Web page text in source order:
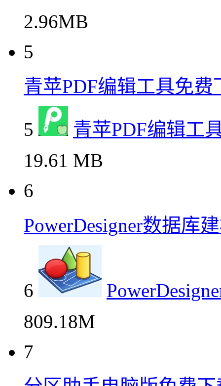
2.96MB
5
青苹PDF编辑工具免费
5
青苹PDF编辑工
19.61 MB
6
PowerDesigner数据库
6
809.18M
7